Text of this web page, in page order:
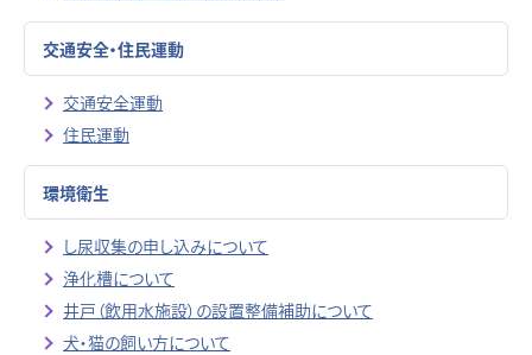
交通安全・住民運動
交通安全運動
住民運動
環境衛生
し尿収集の申し込みについて
浄化槽について
井戸（飲用水施設）の設置整備補助について
犬・猫の飼い方について